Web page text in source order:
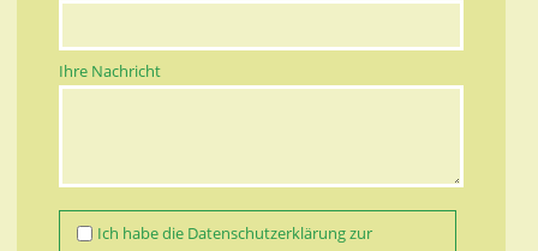
Ihre Nachricht
Ich habe die Datenschutzerklärungzur